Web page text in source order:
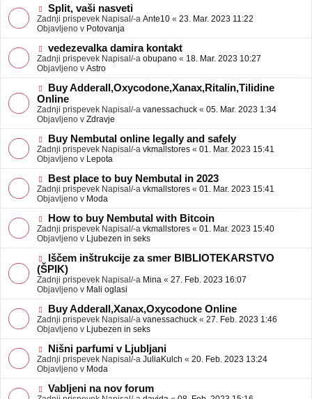
v
e
o
b
j
a
v
e
N
o
v
e
o
b
j
a
v
e
Split, vaši nasveti
Zadnji prispevek Napisal/-a Ante10 « 23. Mar. 2023 11:22
Objavljeno v Potovanja
N
o
v
e
o
b
j
a
v
e
vedezevalka damira kontakt
Zadnji prispevek Napisal/-a obupano « 18. Mar. 2023 10:27
Objavljeno v Astro
N
o
v
e
o
b
j
a
v
e
Buy Adderall,Oxycodone,Xanax,Ritalin,Tilidine
Online
Zadnji prispevek Napisal/-a vanessachuck « 05. Mar. 2023 1:34
Objavljeno v Zdravje
N
o
v
e
o
b
j
a
v
e
Buy Nembutal online legally and safely
Zadnji prispevek Napisal/-a vkmallstores « 01. Mar. 2023 15:41
Objavljeno v Lepota
N
o
v
e
o
b
j
a
v
e
Best place to buy Nembutal in 2023
Zadnji prispevek Napisal/-a vkmallstores « 01. Mar. 2023 15:41
Objavljeno v Moda
N
o
v
e
o
b
j
a
v
e
How to buy Nembutal with Bitcoin
Zadnji prispevek Napisal/-a vkmallstores « 01. Mar. 2023 15:40
Objavljeno v Ljubezen in seks
N
o
v
e
o
b
j
a
v
e
Iščem inštrukcije za smer BIBLIOTEKARSTVO
(ŠPIK)
Zadnji prispevek Napisal/-a Mina « 27. Feb. 2023 16:07
Objavljeno v Mali oglasi
N
o
v
e
o
b
j
a
v
e
Buy Adderall,Xanax,Oxycodone Online
Zadnji prispevek Napisal/-a vanessachuck « 27. Feb. 2023 1:46
Objavljeno v Ljubezen in seks
N
o
v
e
o
b
Nišni parfumi v Ljubljani
Zadnji prispevek Napisal/-a JuliaKulch « 20. Feb. 2023 13:24
Objavljeno v Moda
N
Vabljeni na nov forum